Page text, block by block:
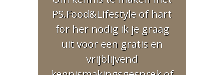
PS.Food&Lifestyle of hart
for her nodig ik je graag
uit voor een gratis en
vrijblijvend